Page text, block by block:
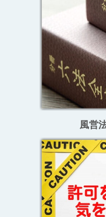
風営